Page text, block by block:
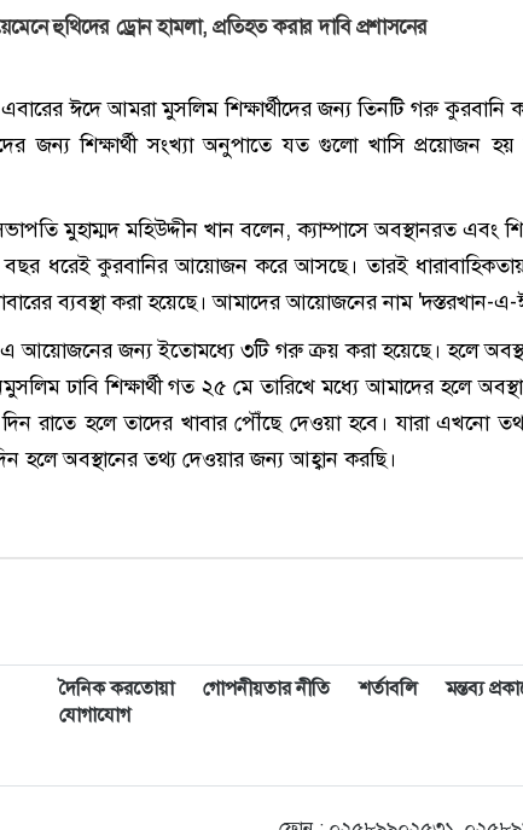
হুথিদের ড্রোন হামলা, প্রতিহত করার দাবি প্রশাসনের
ঈদে আমরা মুসলিম শিক্ষার্থীদের জন্য তিনটি গরু
জন্য শিক্ষার্থী সংখ্যা অনুপাতে যত গুলো খাসি প্রয়োজন
মুহাম্মদ মহিউদ্দীন খান বলেন, ক্যাম্পাসে অবস্থানরত এবং
বছর ধরেই কুরবানির আয়োজন করে আসছে। তারই
ব্যবস্থা করা হয়েছে। আমাদের আয়োজনের নাম 'দস্তরখান-
আয়োজনের জন্য ইতোমধ্যে ৩টি গরু ক্রয় করা হয়েছে। হলে
ঢাবি শিক্ষার্থী গত ২৫ মে তারিখে মধ্যে আমাদের হলে
রাতে হলে তাদের খাবার পৌঁছে দেওয়া হবে। যারা এখনো
হলে অবস্থানের তথ্য দেওয়ার জন্য আহ্বান করছি।
দৈনিক করতোয়া গোপনীয়তার নীতি শর্তাবলি মন্তব্য
যোগাযোগ